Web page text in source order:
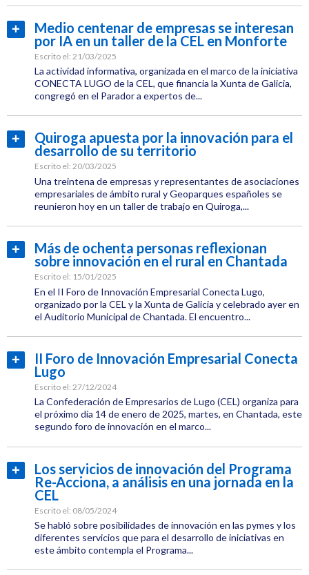
Empresas
Etiquetas:
CEL
Medio
Ambiente
Medio centenar de empresas se interesan
por IA en un taller de la CEL en Monforte
Escrito el: 21/03/2025
La actividad informativa, organizada en el marco de la iniciativa
CONECTA LUGO de la CEL, que financia la Xunta de Galicia,
congregó en el Parador a expertos de...
Leer
más...
Empresas
Etiquetas:
CEL
Jornadas
Innovación
Conecta
Lugo
Quiroga apuesta por la innovación para el
desarrollo de su territorio
Escrito el: 20/03/2025
Una treintena de empresas y representantes de asociaciones
empresariales de ámbito rural y Geoparques españoles se
reunieron hoy en un taller de trabajo en Quiroga,...
Leer
más...
Empresas
Etiquetas:
CEL
Jornadas
Conecta
Lugo
Más de ochenta personas reflexionan
sobre innovación en el rural en Chantada
Escrito el: 15/01/2025
En el II Foro de Innovación Empresarial Conecta Lugo,
organizado por la CEL y la Xunta de Galicia y celebrado ayer en
el Auditorio Municipal de Chantada. El encuentro...
Leer
más...
Empresas
Etiquetas:
CEL
Jornadas
Conecta
Lugo
II Foro de Innovación Empresarial Conecta
Lugo
Escrito el: 27/12/2024
La Confederación de Empresarios de Lugo (CEL) organiza para
el próximo día 14 de enero de 2025, martes, en Chantada, este
segundo foro de innovación en el marco...
más...
Empresas
Etiquetas:
CEL
Jornadas
Innovación
Los servicios de innovación del Programa
Re-Acciona, a análisis en una jornada en la
CEL
Escrito el: 08/05/2024
Se habló sobre posibilidades de innovación en las pymes y los
diferentes servicios que para el desarrollo de iniciativas en
este ámbito contempla el Programa...
más...